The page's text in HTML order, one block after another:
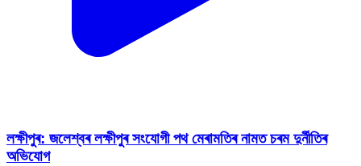
লক্ষীপুৰ: জলেশ্বৰ লক্ষীপুৰ সংযোগী পথ মেৰামতিৰ নামত চৰম দুৰ্নীতিৰ
অভিযোগ